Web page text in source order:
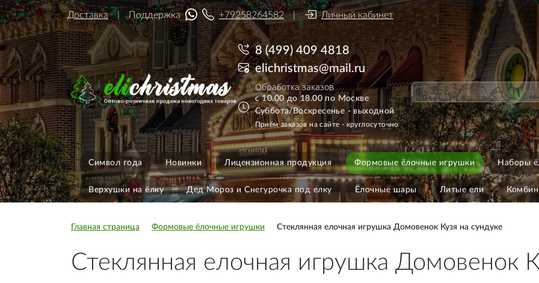
Доставка Поддержка +79258264582 Личный кабинет
8 (499) 409 4818
elichristmas@mail.ru
Обработка заказов
с 10.00 до 18.00 по Москве
Суббота/Воскресенье - выходной
Приём заказов на сайте - круглосуточно
Символ года Новинки Лицензионная продукция Формовые ёлочные игрушки Наборы
Верхушки на ёлку Дед Мороз и Снегурочка под елку Ёлочные шары Литые ели
Главная страница Формовые ёлочные игрушки Стеклянная елочная игрушка Домовенок Кузя на сундуке
Стеклянная елочная игрушка Домовенок